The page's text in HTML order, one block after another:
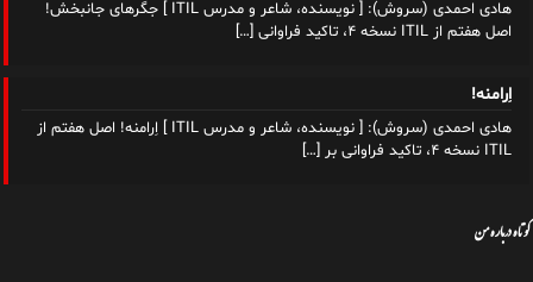
هادی احمدی (سروش): [ نویسنده، شاعر و مدرس ITIL ] جگرهای جانبخش!
اصل هفتم از ITIL نسخه ۴، تاکید فراوانی
[…]
اِرامنه!
هادی احمدی (سروش): [ نویسنده، شاعر و مدرس ITIL ] اِرامنه! اصل هفتم از
ITIL نسخه ۴، تاکید فراوانی بر
[…]
کوتاه درباره من